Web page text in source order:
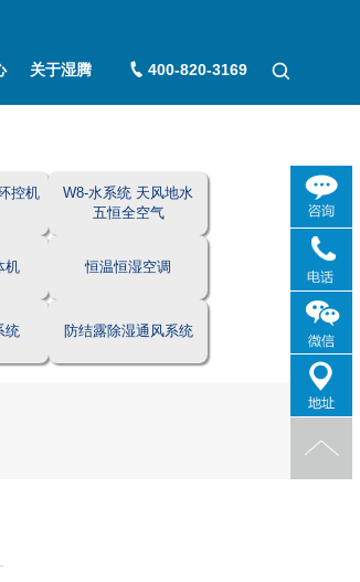
关于湿腾 400-820-3169
控机
W8-水系统 天风地水
五恒全空气
机 恒温恒湿空调
统 防结露除湿通风系统